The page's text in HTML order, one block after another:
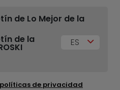
de Lo Mejor de la
de la
ES
políticas de privacidad